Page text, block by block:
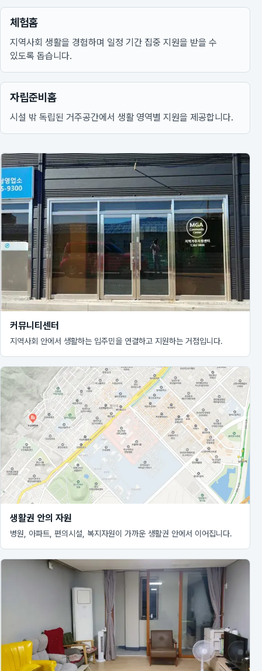
체험홈
지역사회 생활을 경험하며 일정 기간 집중 지원을 받을 수
있도록 돕습니다.
자립준비홈
시설 밖 독립된 거주공간에서 생활 영역별 지원을 제공합니다.
커뮤니티센터
지역사회 안에서 생활하는 입주민을 연결하고 지원하는 거점입니다.
생활권 안의 자원
병원, 아파트, 편의시설, 복지자원이 가까운 생활권 안에서 이어집니다.